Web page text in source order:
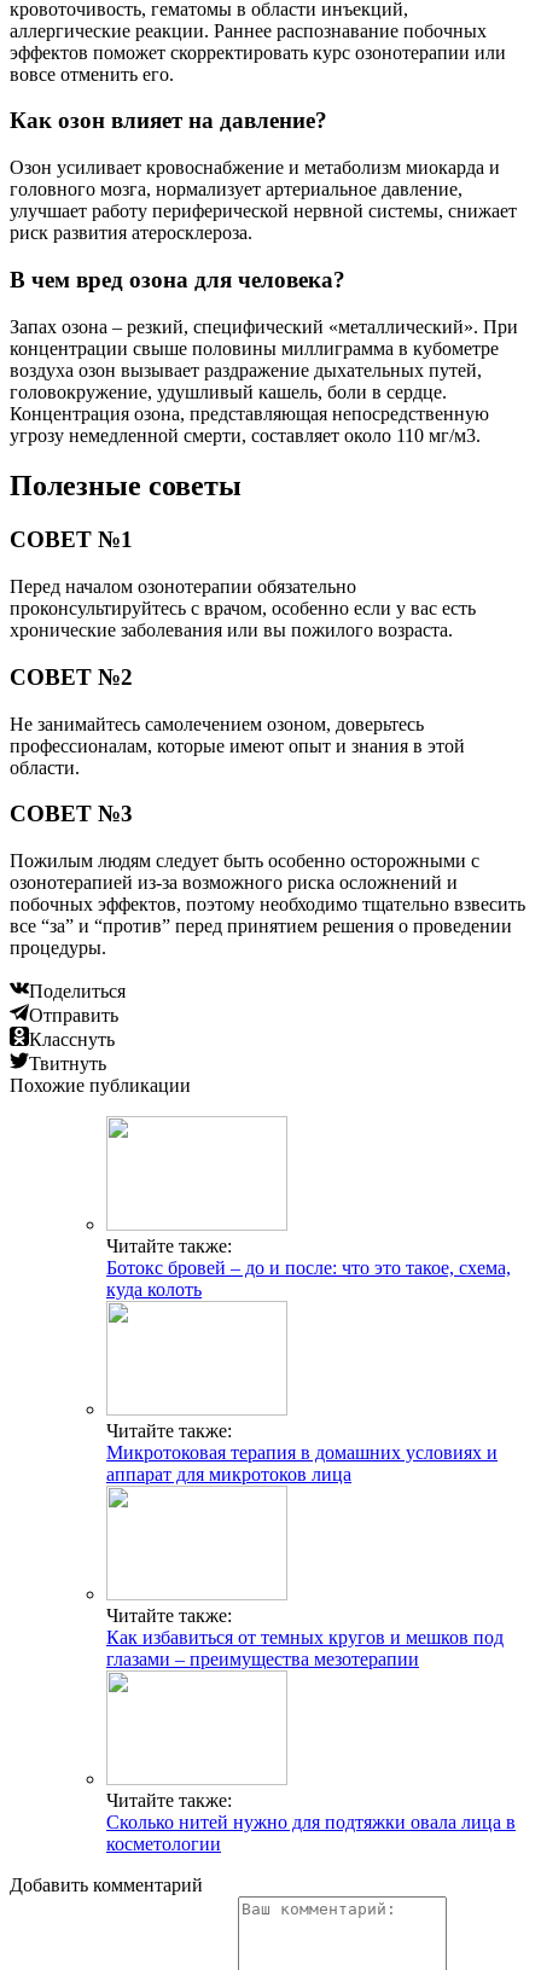
кровоточивость, гематомы в области инъекций,
аллергические реакции. Раннее распознавание побочных
эффектов поможет скорректировать курс озонотерапии или
вовсе отменить его.
Как озон влияет на давление?
Озон усиливает кровоснабжение и метаболизм миокарда и
головного мозга, нормализует артериальное давление,
улучшает работу периферической нервной системы, снижает
риск развития атеросклероза.
В чем вред озона для человека?
Запах озона – резкий, специфический «металлический». При
концентрации свыше половины миллиграмма в кубометре
воздуха озон вызывает раздражение дыхательных путей,
головокружение, удушливый кашель, боли в сердце.
Концентрация озона, представляющая непосредственную
угрозу немедленной смерти, составляет около 110 мг/м3.
Полезные советы
СОВЕТ №1
Перед началом озонотерапии обязательно
проконсультируйтесь с врачом, особенно если у вас есть
хронические заболевания или вы пожилого возраста.
СОВЕТ №2
Не занимайтесь самолечением озоном, доверьтесь
профессионалам, которые имеют опыт и знания в этой
области.
СОВЕТ №3
Пожилым людям следует быть особенно осторожными с
озонотерапией из-за возможного риска осложнений и
побочных эффектов, поэтому необходимо тщательно взвесить
все “за” и “против” перед принятием решения о проведении
процедуры.
Поделиться
Отправить
Класснуть
Твитнуть
Похожие публикации
Читайте также:
Ботокс бровей – до и после: что это такое, схема,
куда колоть
Читайте также:
Микротоковая терапия в домашних условиях и
аппарат для микротоков лица
Читайте также:
Как избавиться от темных кругов и мешков под
глазами – преимущества мезотерапии
Читайте также:
Сколько нитей нужно для подтяжки овала лица в
косметологии
Добавить комментарий